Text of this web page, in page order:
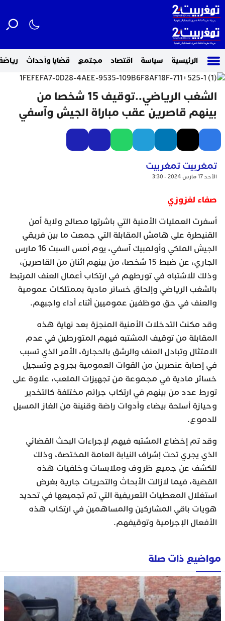
الرئيسية سياسة اقتصاد مجتمع قضايا وأحداث
الشغب الرياضي..توقيف 15 شخصا من
بينهم قاصرين عقب مباراة الجيش وآسفي
تمغربيت تمغربيت
الأحد 17 مارس 2024 - 3:30
صفاء لغزوزي
أسفرت العمليات الأمنية التي باشرتها مصالح ولاية أمن
القنيطرة على هامش المقابلة التي جمعت ما بين فريقي
الجيش الملكي وأولمبيك آسفي، يوم أمس السبت 16 مارس
الجاري، عن ضبط 15 شخصا، من بينهم اثنان من القاصرين،
وذلك للاشتباه في تورطهم في ارتكاب أعمال العنف المرتبط
بالشغب الرياضي وإلحاق خسائر مادية بممتلكات عمومية
والعنف في حق موظفين عموميين أثناء أداء واجبهم.
وقد مكنت التدخلات الأمنية المنجزة بعد نهاية هذه
المقابلة من توقيف المشتبه فيهم المتورطين في عدم
الامتثال وتبادل العنف والرشق بالحجارة، الأمر الذي تسبب
في إصابة عنصرين من القوات العمومية بجروح وتسجيل
خسائر مادية في مجموعة من تجهيزات الملعب، علاوة على
تورط عدد من بينهم في ارتكاب جرائم مختلفة كالتخدير
وحيازة أسلحة بيضاء وأدوات راضة وقنينة من الغاز المسيل
للدموع.
وقد تم إخضاع المشتبه فيهم لإجراءات البحث القضائي
الذي يجري تحت إشراف النيابة العامة المختصة، وذلك
للكشف عن جميع ظروف وملابسات وخلفيات هذه
القضية، فيما لازالت الأبحاث والتحريات جارية بغرض
استغلال المعطيات التعريفية التي تم تجميعها في تحديد
هويات باقي المشاركين والمساهمين في ارتكاب هذه
الأفعال الإجرامية وتوقيفهم.
مواضيع ذات صلة